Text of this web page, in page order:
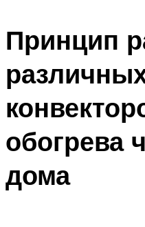
Принцип
обогрева
дома